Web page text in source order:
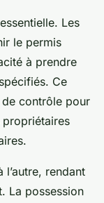
Les
le permis
à prendre
Ce
de contrôle pour
propriétaires
l’autre, rendant
La possession